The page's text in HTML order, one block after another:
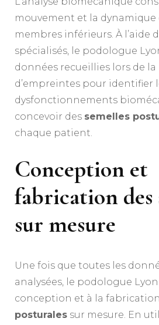
mouvement et la dynamique
membres inférieurs. À l’aide
spécialisés, le podologue
données recueillies lors de la
d’empreintes pour identifier
dysfonctionnements
concevoir des semelles
chaque patient.
Conception et
fabrication des
sur mesure
Une fois que toutes les
analysées, le podologue Lyon
conception et à la
posturales sur mesure. En